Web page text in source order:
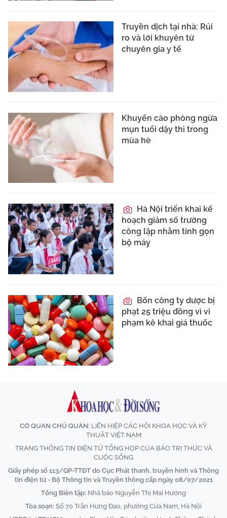
Truyền dịch tại nhà: Rủi
ro và lời khuyên từ
chuyên gia y tế
Khuyến cáo phòng ngừa
mụn tuổi dậy thì trong
mùa hè
Hà Nội triển khai kế
hoạch giảm số trường
công lập nhằm tinh gọn
bộ máy
Bốn công ty dược bị
phạt 25 triệu đồng vì vi
phạm kê khai giá thuốc
CƠ QUAN CHỦ QUẢN: LIÊN HIỆP CÁC HỘI KHOA HỌC VÀ KỸ
THUẬT VIỆT NAM
TRANG THÔNG TIN ĐIỆN TỬ TỔNG HỢP CỦA BÁO TRI THỨC VÀ
CUỘC SỐNG
Giấy phép số 113/GP-TTĐT do Cục Phát thanh, truyền hình và Thông
tin điện tử - Bộ Thông tin và Truyền thông cấp ngày 08/07/2021
Tổng Biên tập: Nhà báo Nguyễn Thị Mai Hương
Tòa soạn: Số 70 Trần Hưng Đạo, phường Cửa Nam, Hà Nội